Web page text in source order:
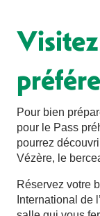
Pour bien
pour le Pass
pourrez
Vézère, le
Réservez votre
International de